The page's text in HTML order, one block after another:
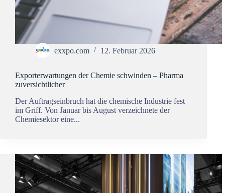
exxpo.com 12. Februar 2026
Exporterwartungen der Chemie schwinden – Pharma
zuversichtlicher
Der Auftragseinbruch hat die chemische Industrie fest
im Griff. Von Januar bis August verzeichnete der
Chemiesektor eine...